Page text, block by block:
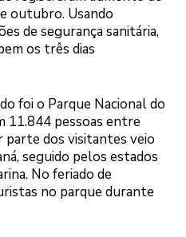
outubro. Usando
de segurança sanitária,
os três dias
foi o Parque Nacional do
11.844 pessoas entre
parte dos visitantes veio
seguido pelos estados
No feriado de
no parque durante